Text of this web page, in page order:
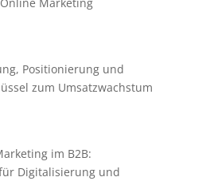
Positionierung und
zum Umsatzwachstum
im B2B:
Digitalisierung und